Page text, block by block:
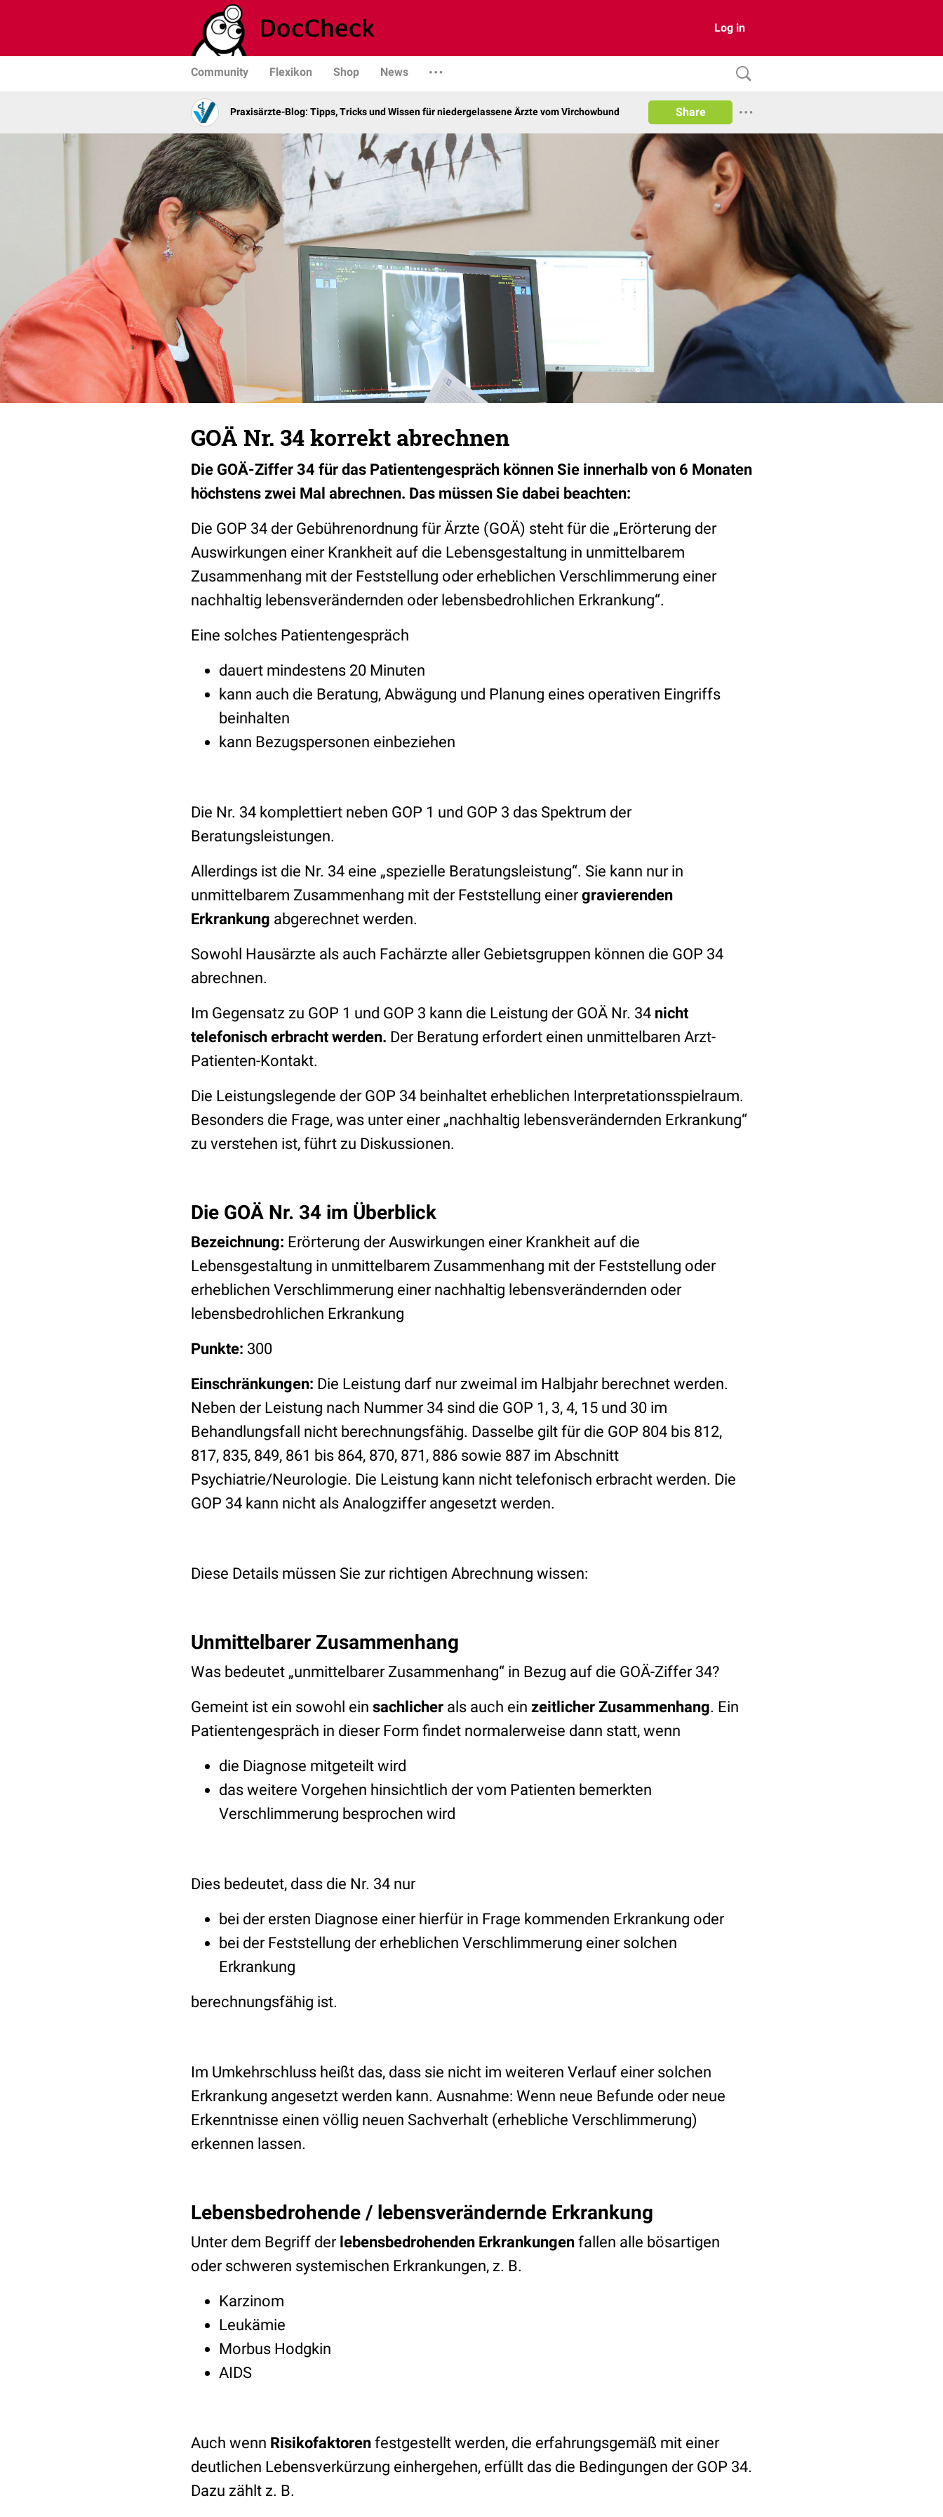
Log in
Community Flexikon Shop News
Praxisärzte-Blog: Tipps, Tricks und Wissen für niedergelassene Ärzte vom Virchowbund Share
GOÄ Nr. 34 korrekt abrechnen
Die GOÄ-Ziffer 34 für das Patientengespräch können Sie innerhalb von 6 Monaten
höchstens zwei Mal abrechnen. Das müssen Sie dabei beachten:
Die GOP 34 der Gebührenordnung für Ärzte (GOÄ) steht für die „Erörterung der
Auswirkungen einer Krankheit auf die Lebensgestaltung in unmittelbarem
Zusammenhang mit der Feststellung oder erheblichen Verschlimmerung einer
nachhaltig lebensverändernden oder lebensbedrohlichen Erkrankung“.
Eine solches Patientengespräch
dauert mindestens 20 Minuten
kann auch die Beratung, Abwägung und Planung eines operativen Eingriffs
beinhalten
kann Bezugspersonen einbeziehen
Die Nr. 34 komplettiert neben GOP 1 und GOP 3 das Spektrum der
Beratungsleistungen.
Allerdings ist die Nr. 34 eine „spezielle Beratungsleistung“. Sie kann nur in
unmittelbarem Zusammenhang mit der Feststellung einergravierenden
Erkrankung abgerechnet werden.
Sowohl Hausärzte als auch Fachärzte aller Gebietsgruppen können die GOP 34
abrechnen.
Im Gegensatz zu GOP 1 und GOP 3 kann die Leistung der GOÄ Nr. 34 nicht
telefonisch erbracht werden. Der Beratung erfordert einen unmittelbaren Arzt-
Patienten-Kontakt.
Die Leistungslegende der GOP 34 beinhaltet erheblichen Interpretationsspielraum.
Besonders die Frage, was unter einer „nachhaltig lebensverändernden Erkrankung“
zu verstehen ist, führt zu Diskussionen.
Die GOÄ Nr. 34 im Überblick
Bezeichnung: Erörterung der Auswirkungen einer Krankheit auf die
Lebensgestaltung in unmittelbarem Zusammenhang mit der Feststellung oder
erheblichen Verschlimmerung einer nachhaltig lebensverändernden oder
lebensbedrohlichen Erkrankung
Punkte: 300
Einschränkungen: Die Leistung darf nur zweimal im Halbjahr berechnet werden.
Neben der Leistung nach Nummer 34 sind die GOP 1, 3, 4, 15 und 30 im
Behandlungsfall nicht berechnungsfähig. Dasselbe gilt für die GOP 804 bis 812,
817, 835, 849, 861 bis 864, 870, 871, 886 sowie 887 im Abschnitt
Psychiatrie/Neurologie. Die Leistung kann nicht telefonisch erbracht werden. Die
GOP 34 kann nicht als Analogziffer angesetzt werden.
Diese Details müssen Sie zur richtigen Abrechnung wissen:
Unmittelbarer Zusammenhang
Was bedeutet „unmittelbarer Zusammenhang“ in Bezug auf die GOÄ-Ziffer 34?
Gemeint ist ein sowohl ein sachlicher als auch ein zeitlicher Zusammenhang. Ein
Patientengespräch in dieser Form findet normalerweise dann statt, wenn
die Diagnose mitgeteilt wird
das weitere Vorgehen hinsichtlich der vom Patienten bemerkten
Verschlimmerung besprochen wird
Dies bedeutet, dass die Nr. 34 nur
bei der ersten Diagnose einer hierfür in Frage kommenden Erkrankung oder
bei der Feststellung der erheblichen Verschlimmerung einer solchen
Erkrankung
berechnungsfähig ist.
Im Umkehrschluss heißt das, dass sie nicht im weiteren Verlauf einer solchen
Erkrankung angesetzt werden kann. Ausnahme: Wenn neue Befunde oder neue
Erkenntnisse einen völlig neuen Sachverhalt (erhebliche Verschlimmerung)
erkennen lassen.
Lebensbedrohende / lebensverändernde Erkrankung
Unter dem Begriff der lebensbedrohenden Erkrankungen fallen alle bösartigen
oder schweren systemischen Erkrankungen, z. B.
Karzinom
Leukämie
Morbus Hodgkin
AIDS
Auch wenn Risikofaktoren festgestellt werden, die erfahrungsgemäß mit einer
deutlichen Lebensverkürzung einhergehen, erfüllt das die Bedingungen der GOP 34.
Dazu zählt z. B.